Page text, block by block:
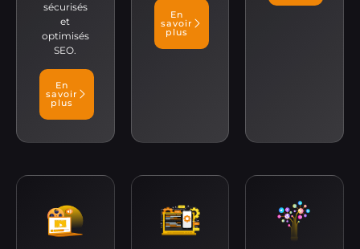
sécurisés
et
optimisés
SEO.
En
savoir
plus
En
savoir
plus